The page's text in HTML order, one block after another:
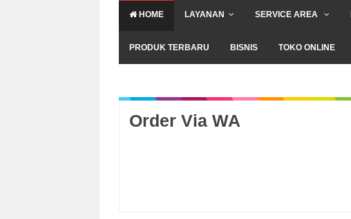
HOME LAYANAN SERVICE AREA
PRODUK TERBARU BISNIS TOKO ONLINE
Order Via WA